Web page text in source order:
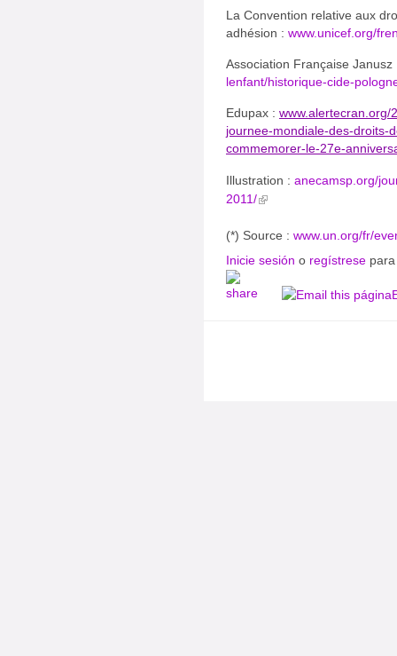
La Convention relative aux
adhésion : www.unicef.org/
Association Française
lenfant/historique-cide-
Edupax : www.alertecran.org/
journee-mondiale-des-droits-
commemorer-le-27e-
Illustration : anecamsp.org/
2011/
(*) Source : www.un.org/fr/
Inicie sesión o regístrese